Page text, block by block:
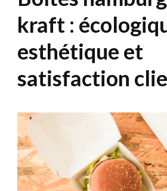
kraft :
esthétique et
satisfaction